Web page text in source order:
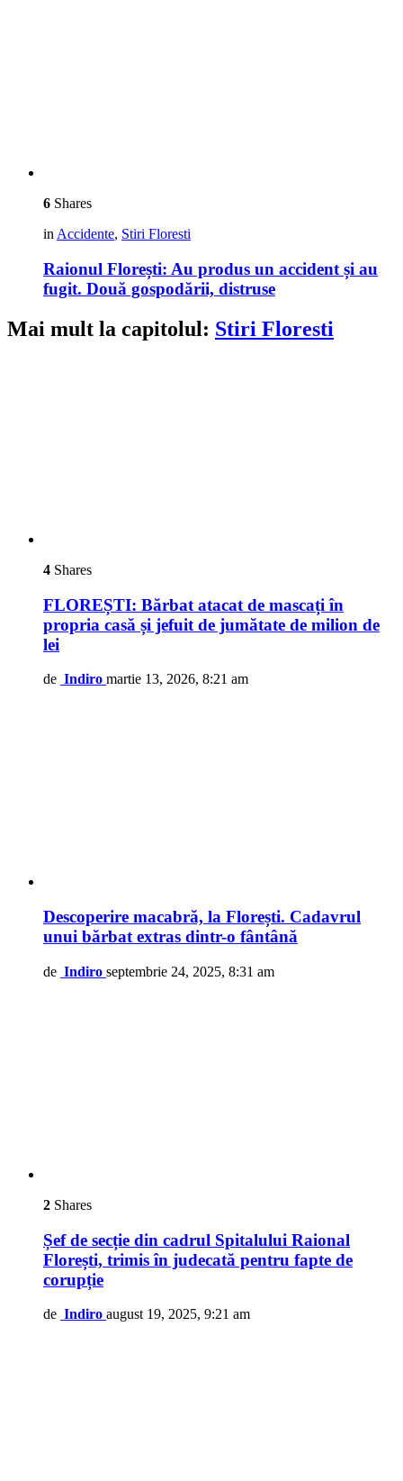
6 Shares
inAccidente, Stiri Floresti
Raionul Florești: Au produs un accident și au
fugit. Două gospodării, distruse
Mai mult la capitolul: Stiri Floresti
4 Shares
FLOREȘTI: Bărbat atacat de mascați în
propria casă și jefuit de jumătate de milion de
lei
de Indiro martie 13, 2026, 8:21 am
Descoperire macabră, la Florești. Cadavrul
unui bărbat extras dintr-o fântână
de Indiro septembrie 24, 2025, 8:31 am
2 Shares
Șef de secție din cadrul Spitalului Raional
Florești, trimis în judecată pentru fapte de
corupție
de Indiro august 19, 2025, 9:21 am